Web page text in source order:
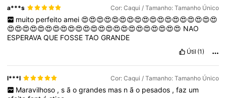
4,91
a***s Cor: Caqui / Tamanho: Tamanho Único
muito perfeito amei 😍😍😍😍😍😍😍😍😍😍😍😍😍😍😍😍😍😍
😍😍😍😍😍😍😍😍😍😍😍😍😍😍😍😍😍😍😍😍😍😍😍 NAO
ESPERAVAQUE FOSSETAOGRANDE
Útil (1)
l***l Cor: Caqui / Tamanho: Tamanho Único
Maravilhoso , s ã o grandes mas n ã o pesados , faz um